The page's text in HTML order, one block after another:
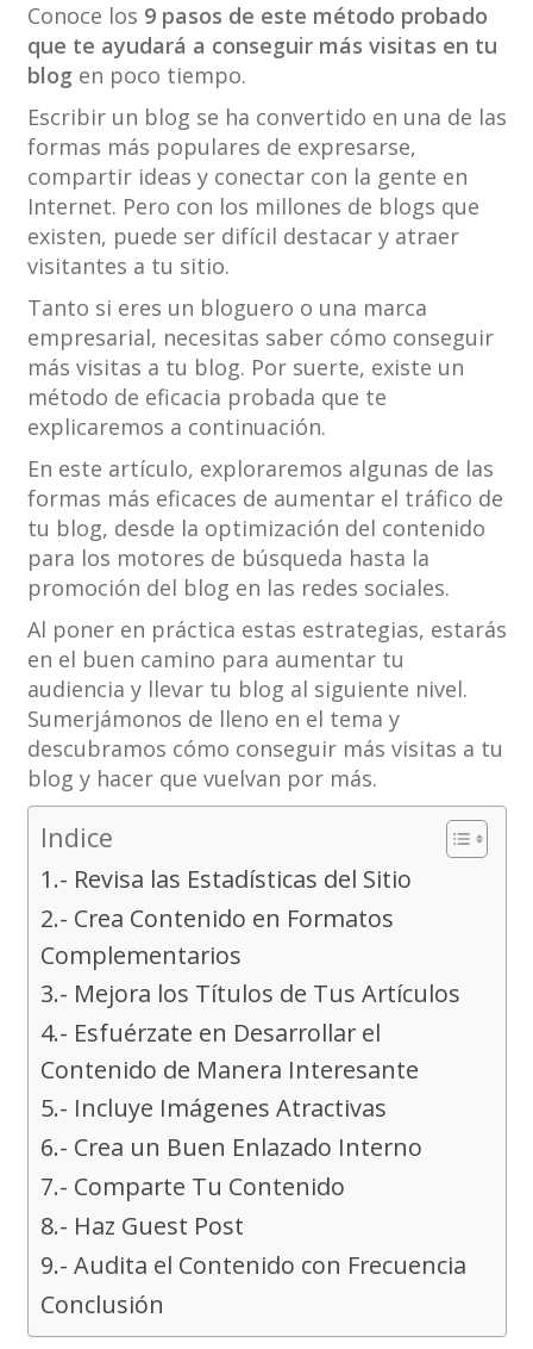
Conoce los 9 pasos de este método probado
que te ayudará a conseguir más visitas en tu
blog en poco tiempo.
Escribir un blog se ha convertido en una de las
formas más populares de expresarse,
compartir ideas y conectar con la gente en
Internet. Pero con los millones de blogs que
existen, puede ser difícil destacar y atraer
visitantes a tu sitio.
Tanto si eres un bloguero o una marca
empresarial, necesitas saber cómo conseguir
más visitas a tu blog. Por suerte, existe un
método de eficacia probada que te
explicaremos a continuación.
En este artículo, exploraremos algunas de las
formas más eficaces de aumentar el tráfico de
tu blog, desde la optimización del contenido
para los motores de búsqueda hasta la
promoción del blog en las redes sociales.
Al poner en práctica estas estrategias, estarás
en el buen camino para aumentar tu
audiencia y llevar tu blog al siguiente nivel.
Sumerjámonos de lleno en el tema y
descubramos cómo conseguir más visitas a tu
blog y hacer que vuelvan por más.
Indice
1.- Revisa las Estadísticas del Sitio
2.- Crea Contenido en Formatos
Complementarios
3.- Mejora los Títulos de Tus Artículos
4.- Esfuérzate en Desarrollar el
Contenido de Manera Interesante
5.- Incluye Imágenes Atractivas
6.- Crea un Buen Enlazado Interno
7.- Comparte Tu Contenido
8.- Haz Guest Post
9.- Audita el Contenido con Frecuencia
Conclusión